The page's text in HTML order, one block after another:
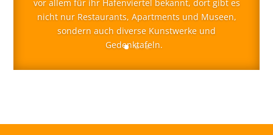
vor allem für ihr Hafenviertel bekannt, dort gibt es
nicht nur Restaurants, Apartments und Museen,
sondern auch diverse Kunstwerke und
Gedenktafeln.